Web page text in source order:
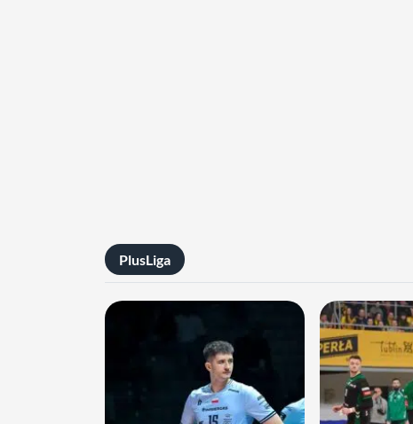
PlusLiga